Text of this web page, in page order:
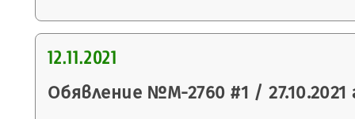
12.11.2021
Обявление №М-2760 #1 / 27.10.2021